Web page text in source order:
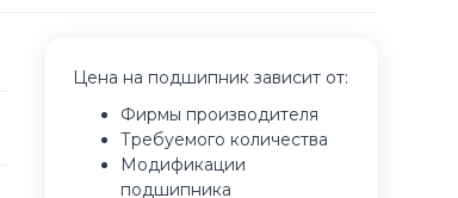
Цена на подшипник зависит от:
Фирмы производителя
Требуемого количества
Модификации
подшипника